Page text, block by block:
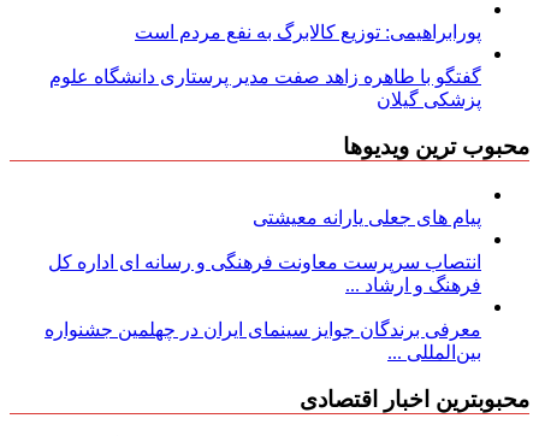
پورابراهیمی: توزیع کالابرگ به نفع مردم است
گفتگو با طاهره زاهد صفت مدیر پرستاری دانشگاه علوم
پزشکی گیلان
محبوب ترین ویدیوها
پیام های جعلی یارانه معیشتی
انتصاب سرپرست معاونت فرهنگی و رسانه ای اداره کل
فرهنگ و ارشاد ...
معرفی برندگان جوایز سینمای ایران در چهلمین جشنواره
بین‌المللی ...
محبوبترین اخبار اقتصادی